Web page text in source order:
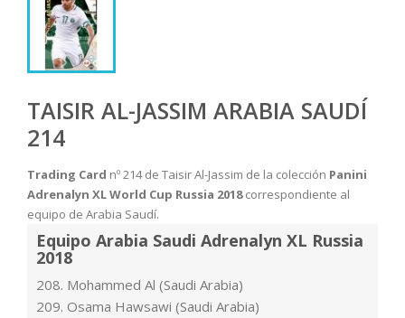
TAISIR AL-JASSIM ARABIA SAUDÍ
214
Trading Card nº 214 de Taisir Al-Jassim de la colección Panini
Adrenalyn XL World Cup Russia 2018correspondiente al
equipo de Arabia Saudí.
Equipo Arabia Saudi Adrenalyn XL Russia
2018
208. Mohammed Al (Saudi Arabia)
209. Osama Hawsawi (Saudi Arabia)